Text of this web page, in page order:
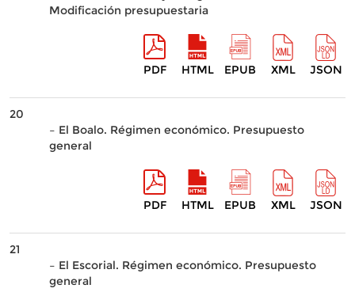
Modificación presupuestaria
PDF HTML EPUB XML JSON
20
– El Boalo. Régimen económico. Presupuesto
general
PDF HTML EPUB XML JSON
21
– El Escorial. Régimen económico. Presupuesto
general